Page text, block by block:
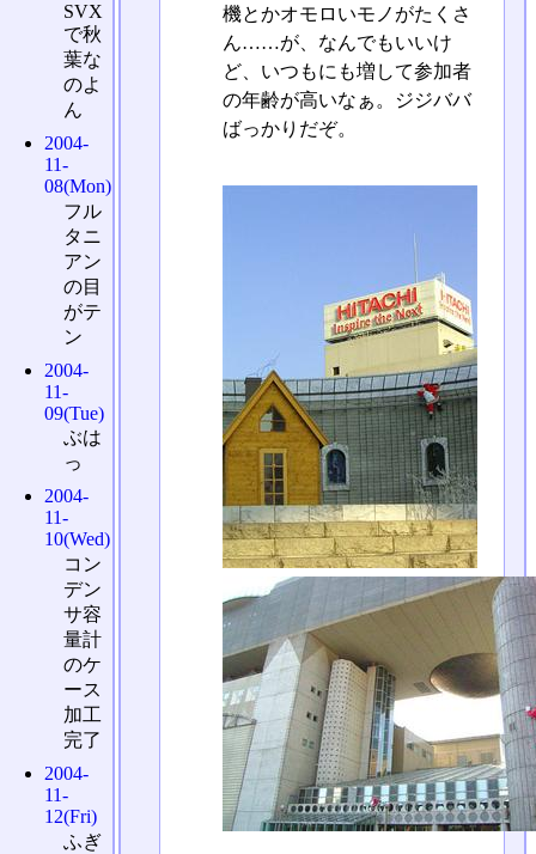
機とかオモロいモノがたくさ
ん……が、なんでもいいけ
ど、いつもにも増して参加者
の年齢が高いなぁ。ジジババ
ばっかりだぞ。
SVX
で秋
葉な
のよ
ん
2004-
11-
08(Mon)
フル
タニ
アン
の目
がテ
ン
2004-
11-
09(Tue)
ぶは
っ
2004-
11-
10(Wed)
コン
デン
サ容
量計
のケ
ース
加工
完了
2004-
11-
12(Fri)
ふぎ